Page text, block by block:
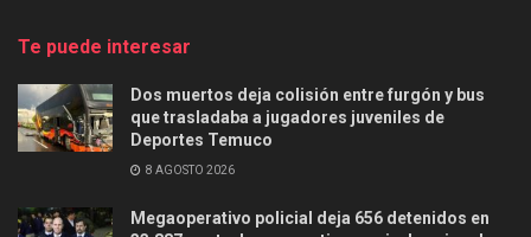
Te puede interesar
Dos muertos deja colisión entre furgón y bus
que trasladaba a jugadores juveniles de
Deportes Temuco
8 AGOSTO 2026
Megaoperativo policial deja 656 detenidos en